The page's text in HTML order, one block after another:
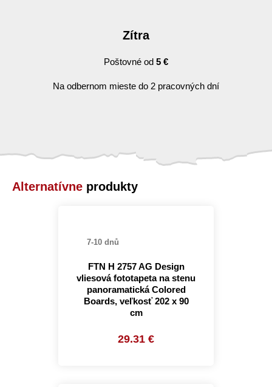
Zítra
Poštovné od 5 €
Na odbernom mieste do 2 pracovných dní
Alternatívne produkty
7-10 dnů
FTN H 2757 AG Design
vliesová fototapeta na stenu
panoramatická Colored
Boards, veľkosť 202 x 90
cm
29.31 €